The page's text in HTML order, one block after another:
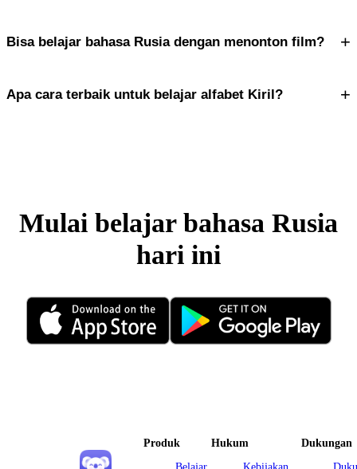
Bisa belajar bahasa Rusia dengan menonton film? +
Apa cara terbaik untuk belajar alfabet Kiril? +
Mulai belajar bahasa Rusia
hari ini
Produk
Hukum
Dukungan